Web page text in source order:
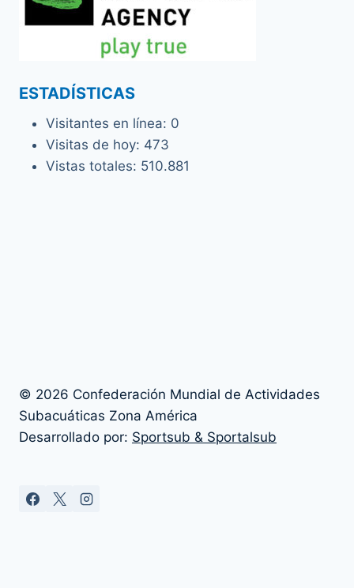
ESTADÍSTICAS
Visitantes en línea: 0
Visitas de hoy: 473
Vistas totales: 510.881
© 2026 Confederación Mundial de Actividades
Subacuáticas Zona América
Desarrollado por: Sportsub & Sportalsub